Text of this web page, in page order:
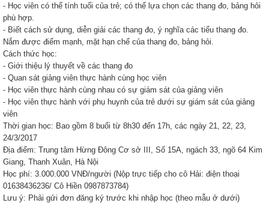
- Học viên có thể tính tuổi của trẻ; có thể lựa chọn các thang đo, bảng hỏi
phù hợp.
- Biết cách sử dụng, diễn giải các thang đo, ý nghĩa các tiểu thang đo.
Nắm được điểm mạnh, mặt hạn chế của thang đo, bảng hỏi.
Cách thức học:
- Giới thiệu lý thuyết về các thang đo
- Quan sát giảng viên thực hành cùng học viên
- Học viên thực hành cùng nhau có sự giám sát của giảng viên
- Học viên thực hành với phụ huynh của trẻ dưới sự giám sát của giảng
viên
Thời gian học: Bao gồm 8 buổi từ 8h30 đến 17h, các ngày 21, 22, 23,
24/3/2017
Địa điểm: Trung tâm Hừng Đông Cơ sở III, Số 15A, ngách 33, ngõ 64 Kim
Giang, Thanh Xuân, Hà Nội
Học phí: 3.000.000 VNĐ/người (Nộp trực tiếp cho cô Hải: điện thoại
01638436236/ Cô Hiền 0987873784)
Lưu ý: Phải gửi đơn đăng ký trước khi nhập học (theo mẫu ở dưới)